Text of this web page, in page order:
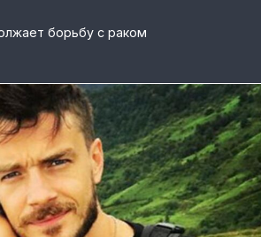
борьбу с раком